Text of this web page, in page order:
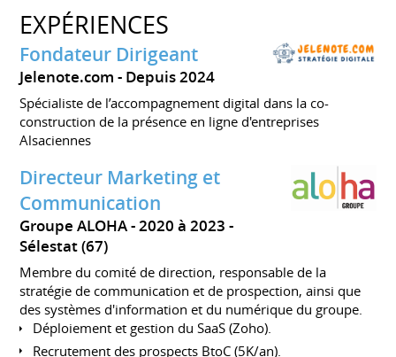
EXPÉRIENCES
Fondateur Dirigeant
Jelenote.com Depuis 2024
Spécialiste de l’accompagnement digital dans la co-
construction de la présence en ligne d'entreprises
Alsaciennes
Directeur Marketing et
Communication
Groupe ALOHA
2020 à 2023
Sélestat (67)
Membre du comité de direction, responsable de la
stratégie de communication et de prospection, ainsi que
des systèmes d'information et du numérique du groupe.
Déploiement et gestion du SaaS (Zoho).
Recrutement des prospects BtoC (5K/an).